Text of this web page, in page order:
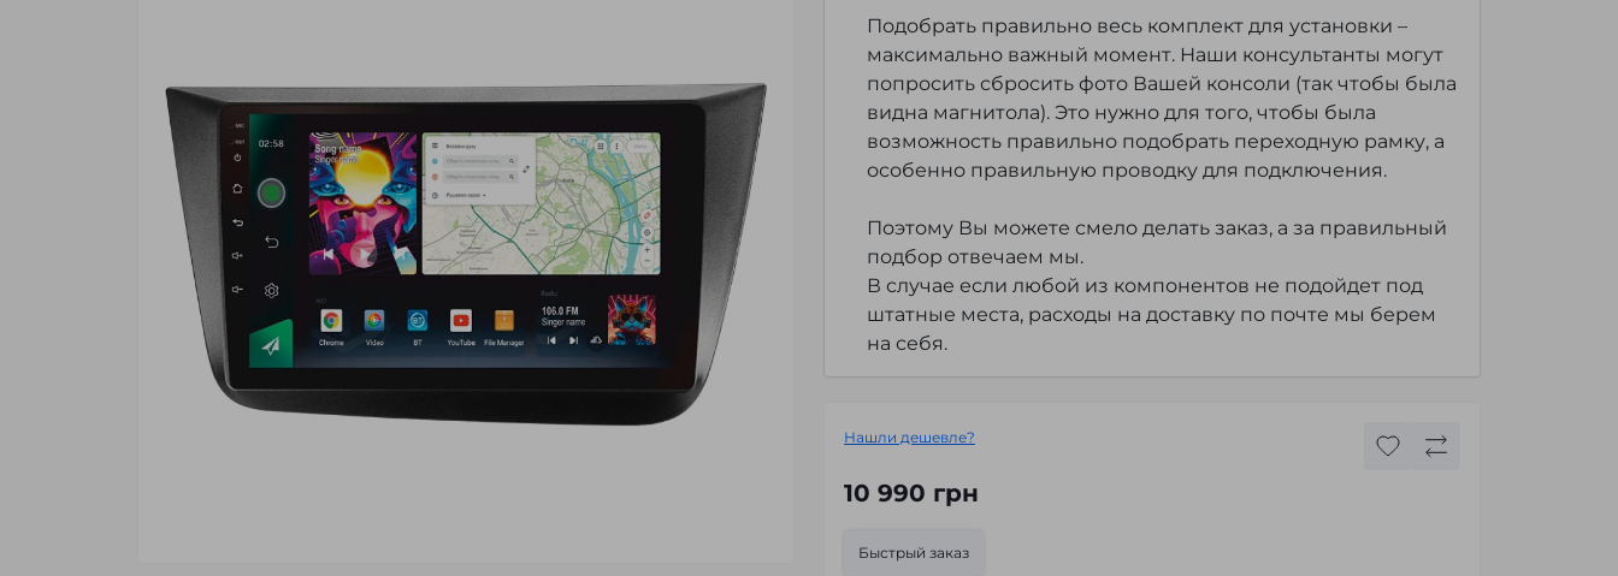
Подобрать правильно весь комплект для установки –
максимально важный момент. Наши консультанты могут
попросить сбросить фото Вашей консоли (так чтобы была
видна магнитола). Это нужно для того, чтобы была
возможность правильно подобрать переходную рамку, а
особенно правильную проводку для подключения.
Поэтому Вы можете смело делать заказ, а за правильный
подбор отвечаем мы.
В случае если любой из компонентов не подойдет под
штатные места, расходы на доставку по почте мы берем
на себя.
Нашли дешевле?
10 990 грн
Быстрый заказ